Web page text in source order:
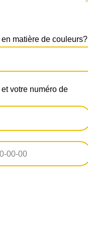
matière de couleurs?
votre numéro de